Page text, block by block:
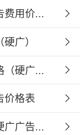
费用价...
广）
（硬广...
价格表
广广告...